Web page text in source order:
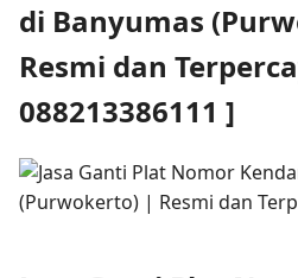
di Banyumas
Resmi dan
088213386111 ]